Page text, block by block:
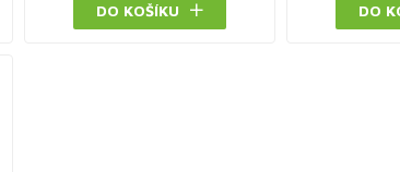
DO KOŠÍKU DO